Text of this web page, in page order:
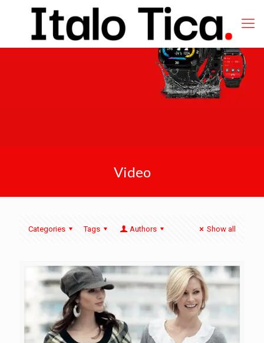
Video
Categories Tags Authors Show all